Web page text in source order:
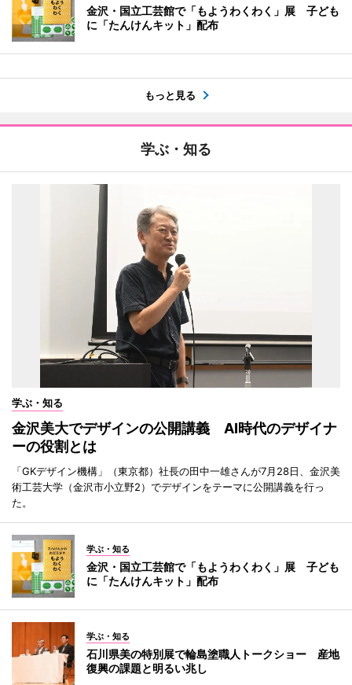
金沢・国立工芸館で「もようわくわく」展 子ども
に「たんけんキット」配布
もっと見る
学ぶ・知る
学ぶ・知る
金沢美大でデザインの公開講義 AI時代のデザイナ
ーの役割とは
「GKデザイン機構」（東京都）社長の田中一雄さんが7月28日、金沢美
術工芸大学（金沢市小立野2）でデザインをテーマに公開講義を行っ
た。
学ぶ・知る
金沢・国立工芸館で「もようわくわく」展 子ども
に「たんけんキット」配布
学ぶ・知る
石川県美の特別展で輪島塗職人トークショー 産地
復興の課題と明るい兆し